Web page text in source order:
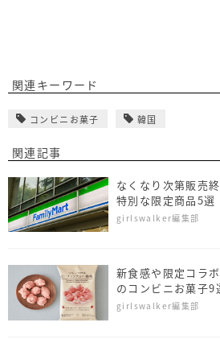
関連キーワード
コンビニお菓子 韓国
関連記事
なくなり次第販売
特別な限定商品5選
girlswalker編集部
新食感や限定コラ
のコンビニお菓子9
girlswalker編集部